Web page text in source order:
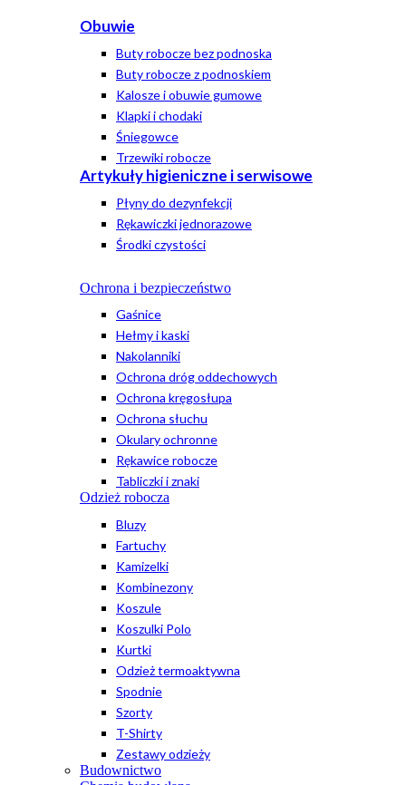
Obuwie
Buty robocze bez podnoska
Buty robocze z podnoskiem
Kalosze i obuwie gumowe
Klapki i chodaki
Śniegowce
Trzewiki robocze
Artykuły higieniczne i serwisowe
Płyny do dezynfekcji
Rękawiczki jednorazowe
Środki czystości
Ochrona i bezpieczeństwo
Gaśnice
Hełmy i kaski
Nakolanniki
Ochrona dróg oddechowych
Ochrona kręgosłupa
Ochrona słuchu
Okulary ochronne
Rękawice robocze
Tabliczki i znaki
Odzież robocza
Bluzy
Fartuchy
Kamizelki
Kombinezony
Koszule
Koszulki Polo
Kurtki
Odzież termoaktywna
Spodnie
Szorty
T-Shirty
Zestawy odzieży
Budownictwo